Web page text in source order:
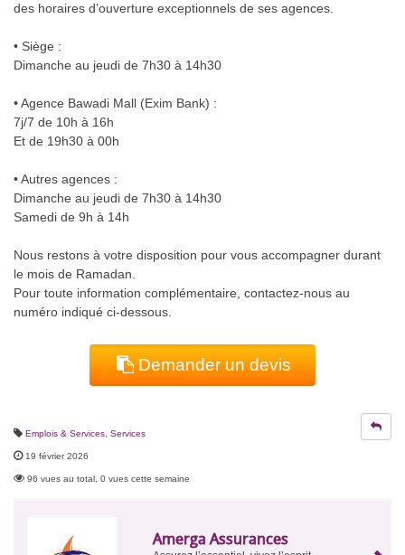
des horaires d’ouverture exceptionnels de ses agences.
• Siège :
Dimanche au jeudi de 7h30 à 14h30
• Agence Bawadi Mall (Exim Bank) :
7j/7 de 10h à 16h
Et de 19h30 à 00h
• Autres agences :
Dimanche au jeudi de 7h30 à 14h30
Samedi de 9h à 14h
Nous restons à votre disposition pour vous accompagner durant
le mois de Ramadan.
Pour toute information complémentaire, contactez-nous au
numéro indiqué ci-dessous.
Demander un devis
Emplois & Services Services
19 février 2026
96 vues au total, 0 vues cette semaine
Amerga Assurances